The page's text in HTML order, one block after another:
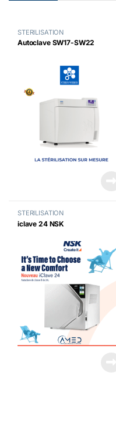
STERILISATION
Autoclave SW17-SW22
STERILISATION
iclave 24 NSK